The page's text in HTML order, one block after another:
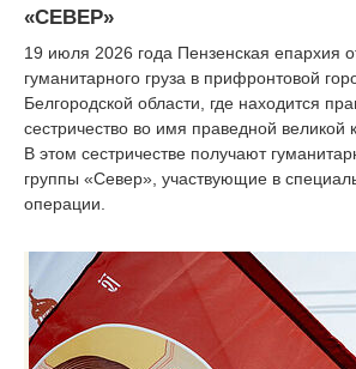
«СЕВЕР»
19 июля 2026 года Пензенская епархия
гуманитарного груза в прифронтовой
Белгородской области, где находится
сестричество во имя праведной великой
В этом сестричестве получают
группы «Север», участвующие в
операции.